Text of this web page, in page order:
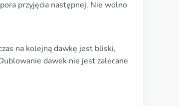
przyjęcia następnej. Nie wolno
na kolejną dawkę jest bliski,
dawek nie jest zalecane